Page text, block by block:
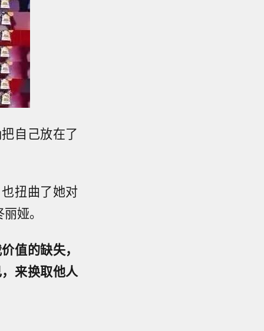
自己放在了
扭曲了她对
娅。
值的缺失，
来换取他人